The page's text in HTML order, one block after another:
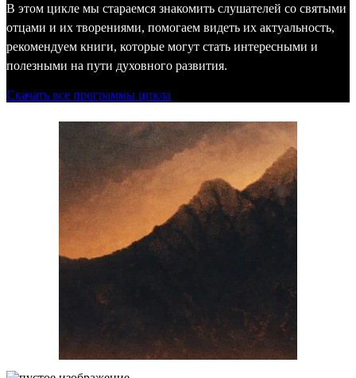
В этом цикле мы стараемся знакомить слушателей со святыми
отцами и их творениями, помогаем видеть их актуальность,
рекомендуем книги, которые могут стать интересными и
полезными на пути духовного развития.
Скачать все программы цикла